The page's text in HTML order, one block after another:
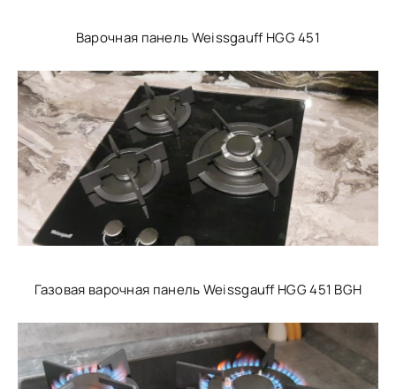
Варочная панель Weissgauff HGG 451
Газовая варочная панель Weissgauff HGG 451 BGH